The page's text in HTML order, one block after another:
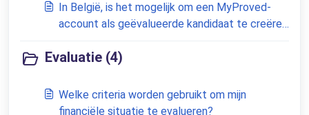
In België, is het mogelijk om een MyProved-
account als geëvalueerde kandidaat te creëren
Evaluatie (4)
Welke criteria worden gebruikt om mijn
financiële situatie te evalueren?